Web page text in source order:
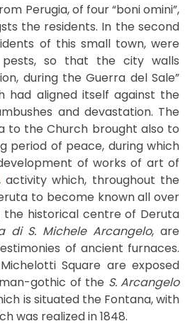
Perugia, of four “boni omini”,
the residents. In the second
of this small town, were
so that the city walls
during the Guerra del Sale”
had aligned itself against the
and devastation. The
to the Church brought also to
period of peace, during which
of works of art of
activity which, throughout the
to become known all over
the historical centre of Deruta
di S. Michele Arcangelo, are
of ancient furnaces.
Square are exposed
gothic of the S. Arcangelo
is situated the Fontana, with
was realized in 1848.